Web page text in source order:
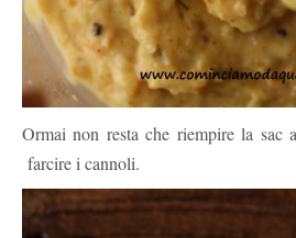
Ormai non resta che riempire la sac
farcire i cannoli.